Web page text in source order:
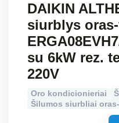
DAIKIN
siurblys
su 6kW rez.
220V
Oro kondicionieriai
Šilumos siurbliai